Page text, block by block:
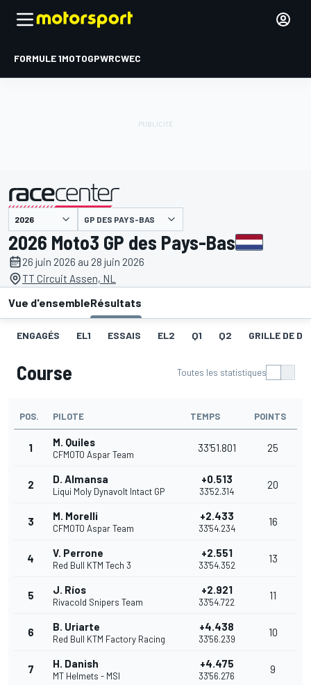
FORMULE 1MOTOGPWRCWEC
présenté par GP DES PAYS-BAS
2026 Moto3 GP des Pays-Bas
26 juin 2026 au 28 juin 2026
TT Circuit Assen, NL
Vue d'ensembleRésultats
ENGAGÉS EL1 ESSAIS EL2 Q1 Q2 GRILLE DE
Course Toutes les statistiques
POS. PILOTE TEMPS POINTS
1 M. Quiles
CFMOTO Aspar Team
33'51.801 25
2 D. Almansa
Liqui Moly Dynavolt Intact GP
+0.513
33'52.314
20
3 M. Morelli
CFMOTO Aspar Team
+2.433
33'54.234
16
4 V. Perrone
Red Bull KTM Tech 3
+2.551
33'54.352
13
5 J. Ríos
Rivacold Snipers Team
+2.921
33'54.722
11
6 B. Uriarte
Red Bull KTM Factory Racing
+4.438
33'56.239
10
7 H. Danish
MT Helmets - MSI
+4.475
33'56.276
9